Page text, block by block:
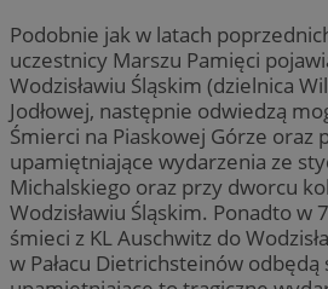
Podobnie jak w latach
uczestnicy Marszu Pamięci
Wodzisławiu Śląskim (dzielnica
Jodłowej, następnie odwiedzą
Śmierci na Piaskowej Górze oraz
upamiętniające wydarzenia ze
Michalskiego oraz przy dworcu
Wodzisławiu Śląskim. Ponadto w
śmieci z KL Auschwitz do
w Pałacu Dietrichsteinów odbędą